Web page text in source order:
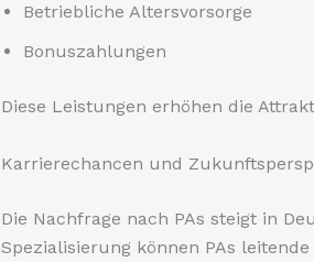
Betriebliche Altersvorsorge
Bonuszahlungen
Diese Leistungen erhöhen die
Karrierechancen und
Die Nachfrage nach PAs steigt in
Spezialisierung können PAs